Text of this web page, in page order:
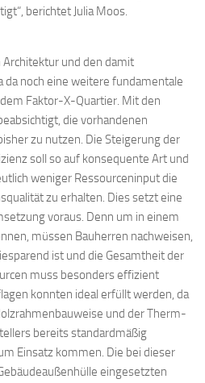
berichtet Julia Moos.
und den damit
da noch eine weitere fundamentale
Faktor-X-Quartier. Mit den
die vorhandenen
zu nutzen. Die Steigerung der
soll so auf konsequente Art und
weniger Ressourceninput die
zu erhalten. Dies setzt eine
voraus. Denn um in einem
müssen Bauherren nachweisen,
ist und die Gesamtheit der
muss besonders effizient
konnten ideal erfüllt werden, da
und der Therm-
bereits standardmäßig
Einsatz kommen. Die bei dieser
eingesetzten